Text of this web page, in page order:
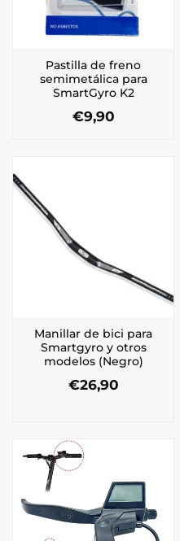
Pastilla de freno
semimetálica para
SmartGyro K2
€9,90
Manillar de bici para
Smartgyro y otros
modelos (Negro)
€26,90